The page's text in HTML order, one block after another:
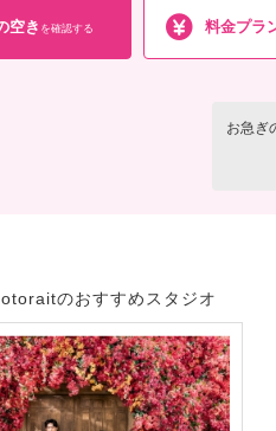
空き を確認する 料金プラ
お急ぎ
のおすすめスタジオ